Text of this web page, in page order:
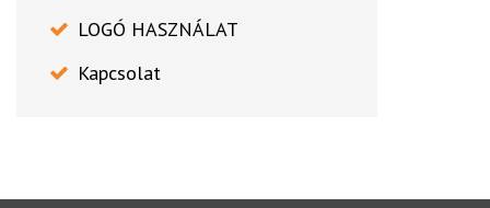
LOGÓ HASZNÁLAT
Kapcsolat